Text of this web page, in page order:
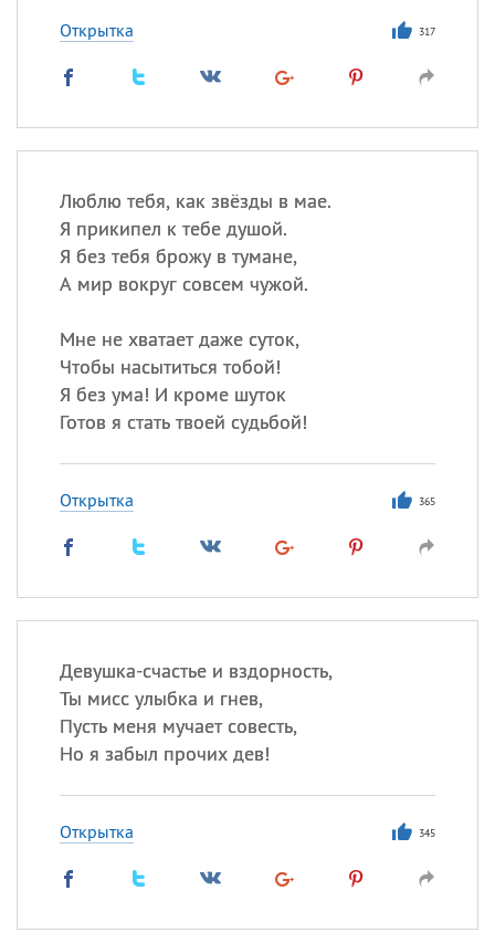
Открытка 317
Люблю тебя, как звёзды в мае.
Я прикипел к тебе душой.
Я без тебя брожу в тумане,
А мир вокруг совсем чужой.
Мне не хватает даже суток,
Чтобы насытиться тобой!
Я без ума! И кроме шуток
Готов я стать твоей судьбой!
Открытка 365
Девушка-счастье и вздорность,
Ты мисс улыбка и гнев,
Пусть меня мучает совесть,
Но я забыл прочих дев!
Открытка 345